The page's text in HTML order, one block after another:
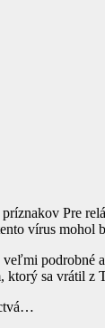
Pre
vírus mohol
veľmi podrobné
ktorý sa vrátil z